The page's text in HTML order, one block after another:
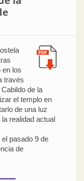
en los
través
de la
el templo en
de una luz
realidad actual
pasado 9 de
de